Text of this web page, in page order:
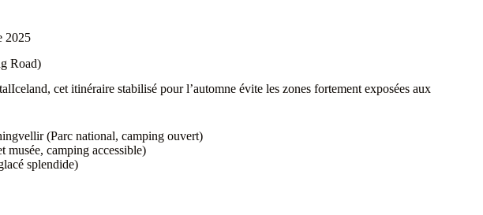
2025
Road)
cet itinéraire stabilisé pour l’automne évite les zones fortement exposées aux
(Parc national, camping ouvert)
musée, camping accessible)
splendide)